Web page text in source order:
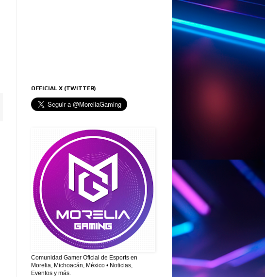
OFFICIAL X (TWITTER)
Comunidad Gamer Oficial de Esports en
Morelia, Michoacán, México • Noticias,
Eventos y más.